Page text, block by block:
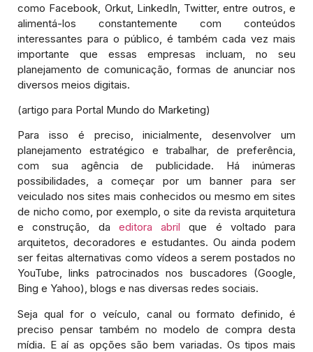
como Facebook, Orkut, LinkedIn, Twitter, entre outros, e
alimentá-los constantemente com conteúdos
interessantes para o público, é também cada vez mais
importante que essas empresas incluam, no seu
planejamento de comunicação, formas de anunciar nos
diversos meios digitais.
(artigo para Portal Mundo do Marketing)
Para isso é preciso, inicialmente, desenvolver um
planejamento estratégico e trabalhar, de preferência,
com sua agência de publicidade. Há inúmeras
possibilidades, a começar por um banner para ser
veiculado nos sites mais conhecidos ou mesmo em sites
de nicho como, por exemplo, o site da revista arquitetura
e construção, da editora abril que é voltado para
arquitetos, decoradores e estudantes. Ou ainda podem
ser feitas alternativas como vídeos a serem postados no
YouTube, links patrocinados nos buscadores (Google,
Bing e Yahoo), blogs e nas diversas redes sociais.
Seja qual for o veículo, canal ou formato definido, é
preciso pensar também no modelo de compra desta
mídia. E aí as opções são bem variadas. Os tipos mais